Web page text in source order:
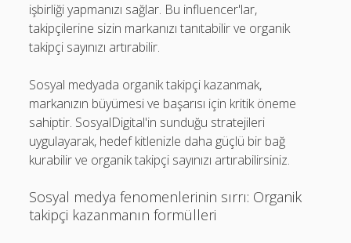
işbirliği yapmanızı sağlar. Bu influencer'lar,
takipçilerine sizin markanızı tanıtabilir ve organik
takipçi sayınızı artırabilir.
Sosyal medyada organik takipçi kazanmak,
markanızın büyümesi ve başarısı için kritik öneme
sahiptir. SosyalDigital'in sunduğu stratejileri
uygulayarak, hedef kitlenizle daha güçlü bir bağ
kurabilir ve organik takipçi sayınızı artırabilirsiniz.
Sosyal medya fenomenlerinin sırrı: Organik
takipçi kazanmanın formülleri